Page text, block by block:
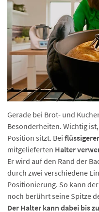
Gerade bei Brot- und
Besonderheiten. Wichtig
Position sitzt. Bei
mitgelieferten Halter
Er wird auf den Rand der
durch zwei verschiedene
Positionierung. So kann
noch berührt seine Spitze
Der Halter kann dabei bis